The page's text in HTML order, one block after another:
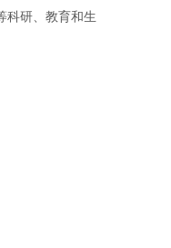
科研、教育和生